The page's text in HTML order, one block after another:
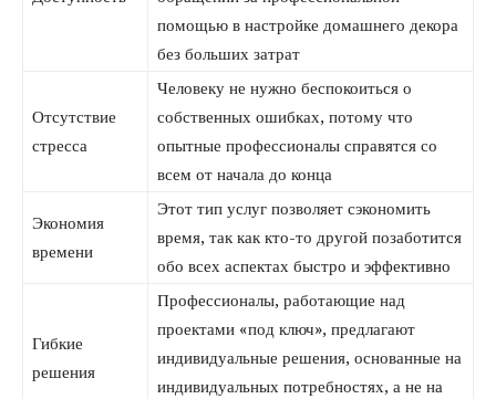
помощью в настройке домашнего декора
без больших затрат
Отсутствие
стресса
Человеку не нужно беспокоиться о
собственных ошибках, потому что
опытные профессионалы справятся со
всем от начала до конца
Экономия
времени
Этот тип услуг позволяет сэкономить
время, так как кто-то другой позаботится
обо всех аспектах быстро и эффективно
Гибкие
решения
Профессионалы, работающие над
проектами «под ключ», предлагают
индивидуальные решения, основанные на
индивидуальных потребностях, а не на